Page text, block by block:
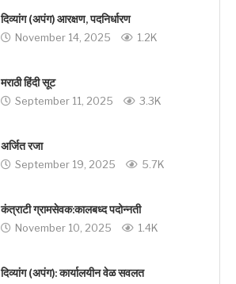
दिव्यांग (अपंग) आरक्षण, पदनिर्धारण
November 14, 2025 1.2K
मराठी हिंदी सूट
September 11, 2025 3.3K
अर्जित रजा
September 19, 2025 5.7K
कंत्राटी ग्रामसेवक:कालबध्द पदोन्नती
November 10, 2025 1.4K
दिव्यांग (अपंग): कार्यालयीन वेळ सवलत